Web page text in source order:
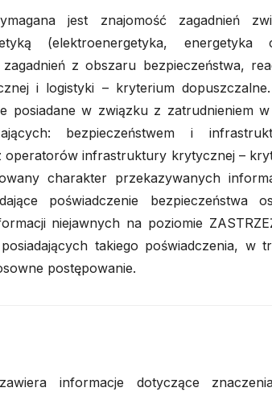
jest znajomość zagadnień
(elektroenergetyka,
z obszaru bezpieczeństwa,
i logistyki – kryterium
posiadane w związku z zatrudnieniem
bezpieczeństwem i
operatorów infrastruktury krytycznej –
charakter przekazywanych
poświadczenie bezpieczeństwa
niejawnych na poziomie
takiego poświadczenia, w
postępowanie.
informacje dotyczące